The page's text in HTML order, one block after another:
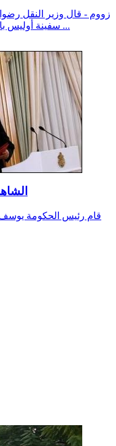
زووم - قال وزير النقل
سفينة أوليس بالسفينة القبرصية خلّفت أضرارا مادية با ...
قام رئيس الحكومة يوسف